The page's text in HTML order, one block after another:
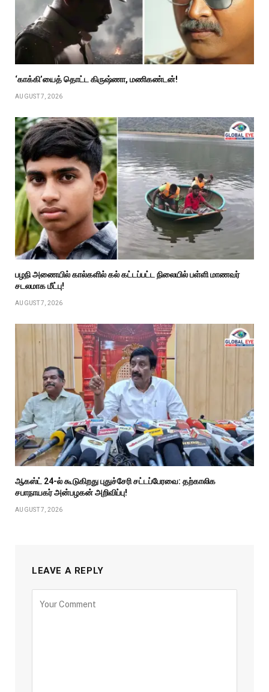
‘காக்கி’யைத் தொட்ட கிருஷ்ணா, மணிகண்டன்!
AUGUST 7, 2026
பழநி அணையில் கால்களில் கல் கட்டப்பட்ட நிலையில் பள்ளி மாணவர்
சடலமாக மீட்பு!
AUGUST 7, 2026
ஆகஸ்ட் 24-ல் கூடுகிறது புதுச்சேரி சட்டப்பேரவை: தற்காலிக
சபாநாயகர் அன்பழகன் அறிவிப்பு!
AUGUST 7, 2026
LEAVE A REPLY